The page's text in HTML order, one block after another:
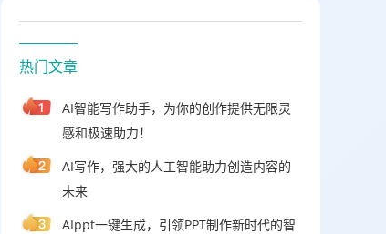
热门文章
AI智能写作助手，为你的创作提供无限灵
感和极速助力！
AI写作，强大的人工智能助力创造内容的
未来
AIppt一键生成，引领PPT制作新时代的智